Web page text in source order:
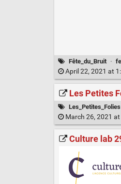
Fête_du_Bruit ·
April 22, 2021 at
Les Petites
Les_Petites_Folies
March 26, 2021 at
Culture lab